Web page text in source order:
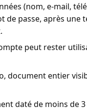
(nom, e-mail,
de passe, après une
peut rester
document entier
daté de moins de